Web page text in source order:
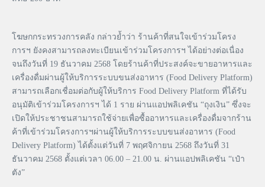
โฆษกกระทรวงการคลัง กล่าวย้ำว่า ร้านค้าที่สนใจเข้าร่วมโครง
การฯ ยังคงสามารถลงทะเบียนเข้าร่วมโครงการฯ ได้อย่างต่อเนื่อง
จนถึงวันที่ 19 ธันวาคม 2568 โดยร้านค้าที่ประสงค์จะขายอาหารและ
เครื่องดื่มผ่านผู้ให้บริการระบบขนส่งอาหาร (Food Delivery Platform)
สามารถเลือกเชื่อมต่อกับผู้ให้บริการ Food Delivery Platform ที่ได้รับ
อนุมัติเข้าร่วมโครงการฯ ได้ 1 ราย ผ่านแอปพลิเคชัน “ถุงเงิน” ซึ่งจะ
เปิดให้ประชาชนสามารถใช้จ่ายเพื่อซื้ออาหารและเครื่องดื่มจากร้าน
ค้าที่เข้าร่วมโครงการฯผ่านผู้ให้บริการระบบขนส่งอาหาร (Food
Delivery Platform) ได้ตั้งแต่วันที่ 7 พฤศจิกายน 2568 ถึงวันที่ 31
ธันวาคม 2568 ตั้งแต่เวลา 06.00 – 21.00 น. ผ่านแอปพลิเคชัน “เป๋า
ตัง”